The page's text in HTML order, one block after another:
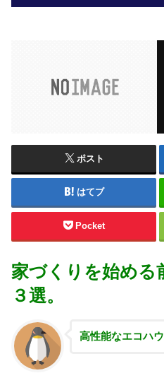
ポスト
はてブ
Pocket
家づくりを始める
３選。
高性能なエコハ